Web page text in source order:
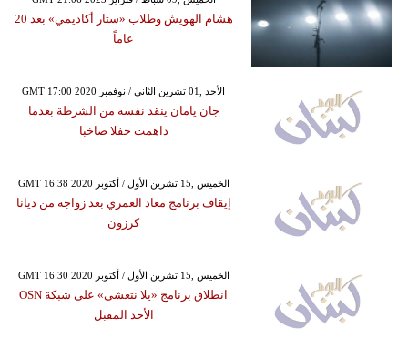
هشام الهويش وطلاب «ستار أكاديمي» بعد 20
عاماً
GMT 17:00 2020 الأحد ,01 تشرين الثاني / نوفمبر
جان يامان ينقذ نفسه من الشرطة بعدما
داهمت حفلا صاخبا
GMT 16:38 2020 الخميس ,15 تشرين الأول / أكتوبر
إيقاف برنامج معاذ العمري بعد زواجه من ديانا
كرزون
GMT 16:30 2020 الخميس ,15 تشرين الأول / أكتوبر
انطلاق برنامج «يلا نتعشى» على شبكة OSN
الأحد المقبل